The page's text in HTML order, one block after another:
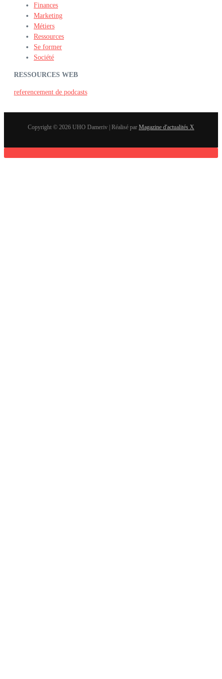
Finances
Marketing
Métiers
Ressources
Se former
Société
RESSOURCES WEB
referencement de podcasts
Copyright © 2026 UHO Dameriv | Réalisé par Magazine d'actualités X